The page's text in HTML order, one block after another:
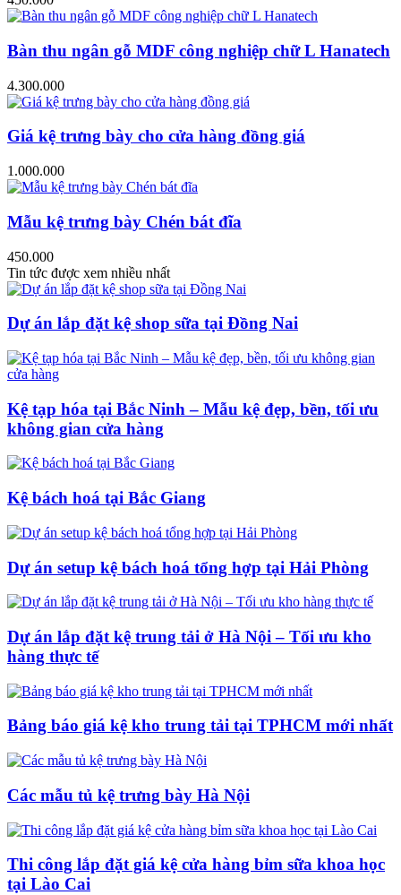
Bàn thu ngân gỗ MDF công nghiệp chữ L Hanatech
4.300.000
Giá kệ trưng bày cho cửa hàng đồng giá
1.000.000
Mẫu kệ trưng bày Chén bát đĩa
450.000
Tin tức được xem nhiều nhất
Dự án lắp đặt kệ shop sữa tại Đồng Nai
Kệ tạp hóa tại Bắc Ninh – Mẫu kệ đẹp, bền, tối ưu
không gian cửa hàng
Kệ bách hoá tại Bắc Giang
Dự án setup kệ bách hoá tổng hợp tại Hải Phòng
Dự án lắp đặt kệ trung tải ở Hà Nội – Tối ưu kho
hàng thực tế
Bảng báo giá kệ kho trung tải tại TPHCM mới nhất
Các mẫu tủ kệ trưng bày Hà Nội
Thi công lắp đặt giá kệ cửa hàng bỉm sữa khoa học
tại Lào Cai